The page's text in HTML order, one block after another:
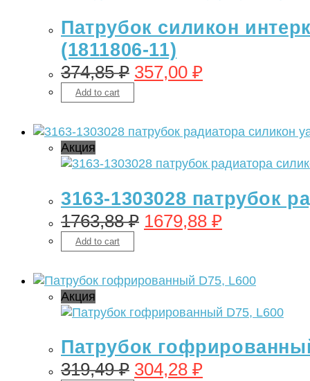
Патрубок силикон
(1811806-11)
374,85₽ 357,00 ₽
Add to cart
Акция
3163-1303028 патрубок
1763,88₽ 1679,88 ₽
Add to cart
Акция
Патрубок
319,49₽ 304,28 ₽